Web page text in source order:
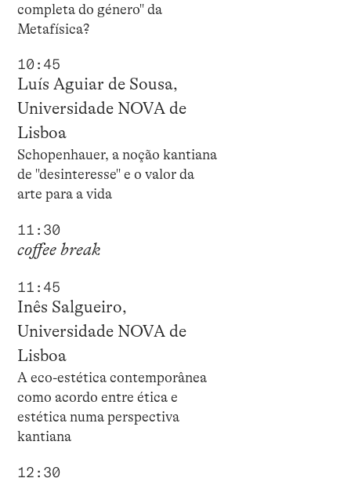
completa do género" da
Metafísica?
10:45
Luís Aguiar de Sousa,
Universidade NOVA de
Lisboa
Schopenhauer, a noção kantiana
de "desinteresse" e o valor da
arte para a vida
11:30
coffee break
11:45
Inês Salgueiro,
Universidade NOVA de
Lisboa
A eco-estética contemporânea
como acordo entre ética e
estética numa perspectiva
kantiana
12:30